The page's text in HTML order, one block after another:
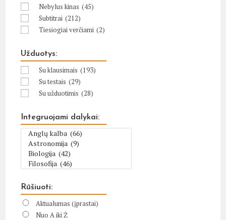
Nebylus kinas (45)
Subtitrai (212)
Tiesiogiai verčiami (2)
Užduotys:
Su klausimais (193)
Su testais (29)
Su užduotimis (28)
Integruojami dalykai:
Rūšiuoti:
Aktualumas (įprastai)
Nuo A iki Ž